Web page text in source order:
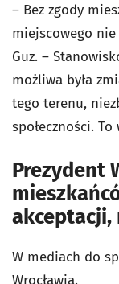
– Bez zgody
miejscowego
Guz. –
możliwa była
tego terenu,
społeczności.
Prezydent
akceptacji,
W mediach do
Wrocławia.